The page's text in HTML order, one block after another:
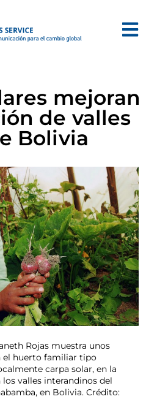
mejoran
de valles
Bolivia
Rojas muestra unos
el huerto familiar tipo
carpa solar, en la
valles interandinos del
en Bolivia. Crédito: